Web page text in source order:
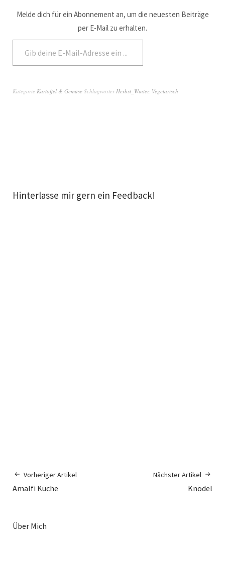
Melde dich für ein Abonnement an, um die neuesten Beiträge
per E-Mail zu erhalten.
Kategorie Kartoffel & Gemüse SchlagwörterHerbst_Winter, Vegetarisch
Hinterlasse mir gern ein Feedback!
Vorheriger Artikel
Amalfi Küche
Nächster Artikel
Knödel
Über Mich